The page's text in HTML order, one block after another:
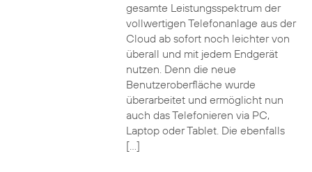
gesamte Leistungsspektrum der
vollwertigen Telefonanlage aus der
Cloud ab sofort noch leichter von
überall und mit jedem Endgerät
nutzen. Denn die neue
Benutzeroberfläche wurde
überarbeitet und ermöglicht nun
auch das Telefonieren via PC,
Laptop oder Tablet. Die ebenfalls
[…]